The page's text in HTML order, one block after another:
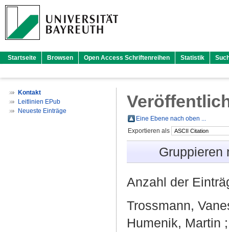
Startseite Browsen Open Access Schriftenreihen Statistik
Kontakt
Leitlinien EPub
Neueste Einträge
Eine Ebene nach oben ...
Exportieren als
Anzahl der
Trossmann,
Humenik, Martin